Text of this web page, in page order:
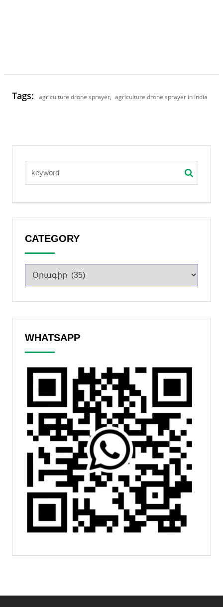
Tags: agriculture drone sprayer, agriculture drone sprayer in India
CATEGORY
WHATSAPP